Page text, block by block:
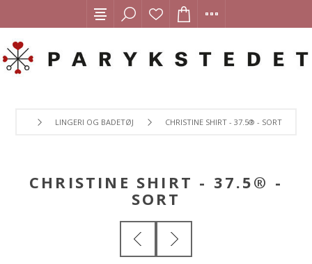
LINGERI OG BADETØJ CHRISTINE SHIRT - 37.5® - SORT
CHRISTINE SHIRT - 37.5® -
SORT